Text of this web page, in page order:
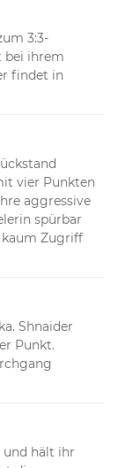
3:3-
bei ihrem
findet in
vier Punkten
aggressive
spürbar
kaum Zugriff
Shnaider
Punkt.
und hält ihr